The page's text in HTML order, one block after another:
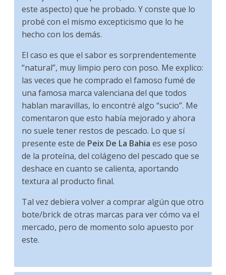
este aspecto) que he probado. Y conste que lo
probé con el mismo excepticismo que lo he
hecho con los demás.
El caso es que el sabor es sorprendentemente
“natural”, muy limpio pero con poso. Me explico:
las veces que he comprado el famoso fumé de
una famosa marca valenciana del que todos
hablan maravillas, lo encontré algo “sucio”. Me
comentaron que esto había mejorado y ahora
no suele tener restos de pescado. Lo que sí
presente este de Peix De La Bahia es ese poso
de la proteína, del colágeno del pescado que se
deshace en cuanto se calienta, aportando
textura al producto final.
Tal vez debiera volver a comprar algún que otro
bote/brick de otras marcas para ver cómo va el
mercado, pero de momento solo apuesto por
este.